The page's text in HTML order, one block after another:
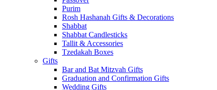
Purim
Rosh Hashanah Gifts & Decorations
Shabbat
Shabbat Candlesticks
Tallit & Accessories
Tzedakah Boxes
Gifts
Bar and Bat Mitzvah Gifts
Graduation and Confirmation Gifts
Wedding Gifts